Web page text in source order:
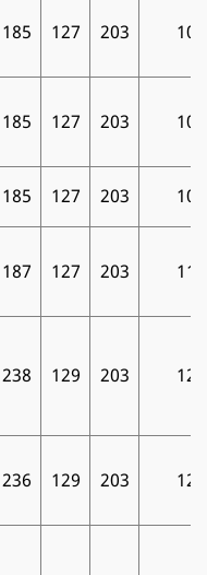
185 127 203 10
185 127 203 10
185 127 203 10
187 127 203 11
238 129 203 12
236 129 203 12